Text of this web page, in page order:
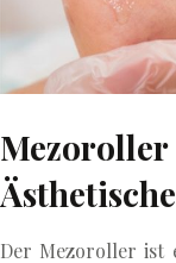
Der Mezoroller ist